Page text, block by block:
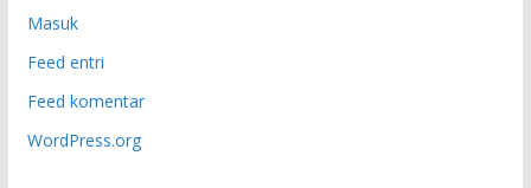
Masuk
Feed entri
Feed komentar
WordPress.org